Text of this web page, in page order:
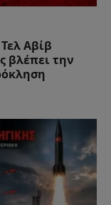
Αβίβ
βλέπει την